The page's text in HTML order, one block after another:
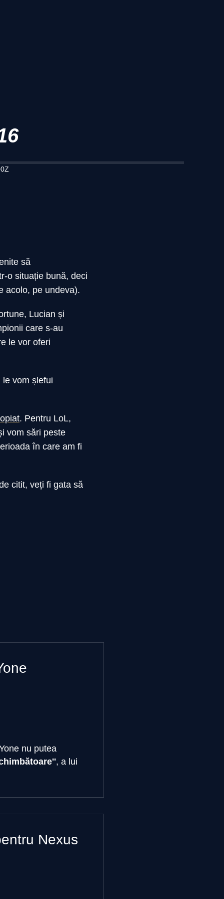
să
o situație bună, deci
acolo, pe undeva).
Lucian și
care s-au
le vor oferi
vom șlefui
. Pentru LoL,
vom sări peste
în care am fi
citit, veți fi gata să
nu putea
, a lui
Nexus